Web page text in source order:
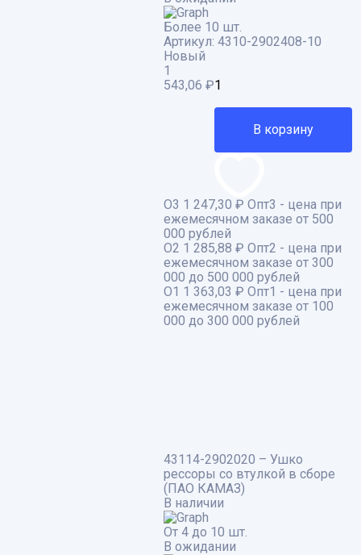
Более 10 шт.
Артикул: 4310-2902408-10
Новый
1
543,06 ₽
В корзину
О3 1 247,30 ₽ Опт3 - цена при
ежемесячном заказе от 500
000 рублей
О2 1 285,88 ₽ Опт2 - цена при
ежемесячном заказе от 300
000 до 500 000 рублей
О1 1 363,03 ₽ Опт1 - цена при
ежемесячном заказе от 100
000 до 300 000 рублей
43114-2902020 – Ушко
рессоры со втулкой в сборе
(ПАО КАМАЗ)
В наличии
От 4 до 10 шт.
В ожидании